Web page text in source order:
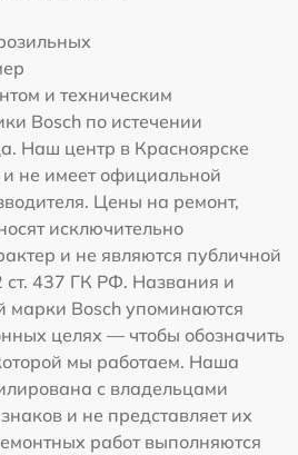
и техническим
Bosch по истечении
Наш центр в Красноярске
и не имеет официальной
Цены на ремонт,
исключительно
и не являются публичной
ст. 437 ГК РФ. Названия и
марки Bosch упоминаются
целях — чтобы обозначить
мы работаем. Наша
с владельцами
и не представляет их
работ выполняются